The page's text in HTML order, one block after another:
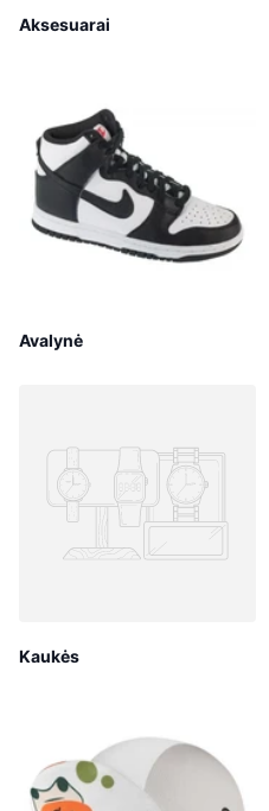
Aksesuarai
Avalynė
Kaukės